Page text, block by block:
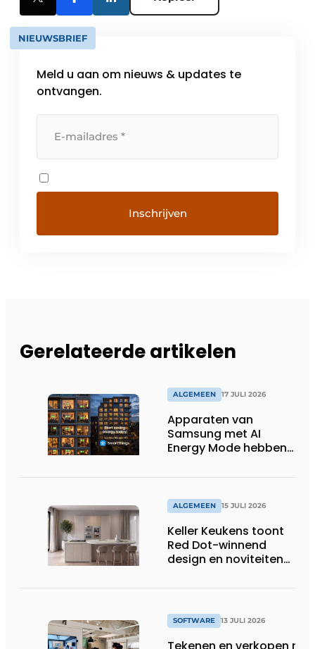
NIEUWSBRIEF
Meld u aan om nieuws & updates te
ontvangen.
Gerelateerde artikelen
ALGEMEEN 17 JULI 2026
Apparaten van
Samsung met AI
Energy Mode hebben
huishoudens, wat
overeenkomt met het
wassen van 22.023.110
voetbalshirts
ALGEMEEN 15 JULI 2026
Keller Keukens toont
Red Dot-winnend
design en noviteiten
SOFTWARE 13 JULI 2026